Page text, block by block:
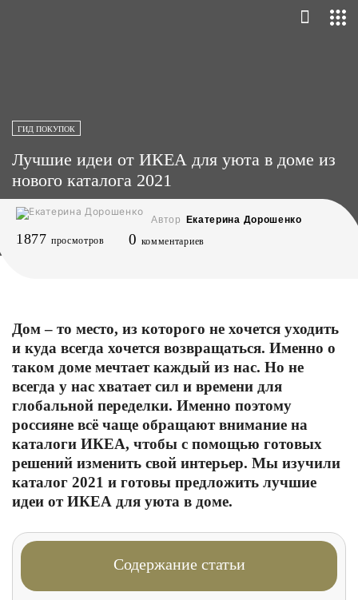
ГИД ПОКУПОК
Лучшие идеи от ИКЕА для уюта в доме из
нового каталога 2021
Автор Екатерина Дорошенко
1877 просмотров 0 комментариев
Дом – то место, из которого не хочется уходить
и куда всегда хочется возвращаться. Именно о
таком доме мечтает каждый из нас. Но не
всегда у нас хватает сил и времени для
глобальной переделки. Именно поэтому
россияне всё чаще обращают внимание на
каталоги ИКЕА, чтобы с помощью готовых
решений изменить свой интерьер. Мы изучили
каталог 2021 и готовы предложить лучшие
идеи от ИКЕА для уюта в доме.
Содержание статьи